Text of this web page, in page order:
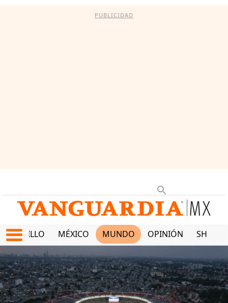
PUBLICIDAD
SALTILLO MÉXICO MUNDO OPINIÓN SHOW